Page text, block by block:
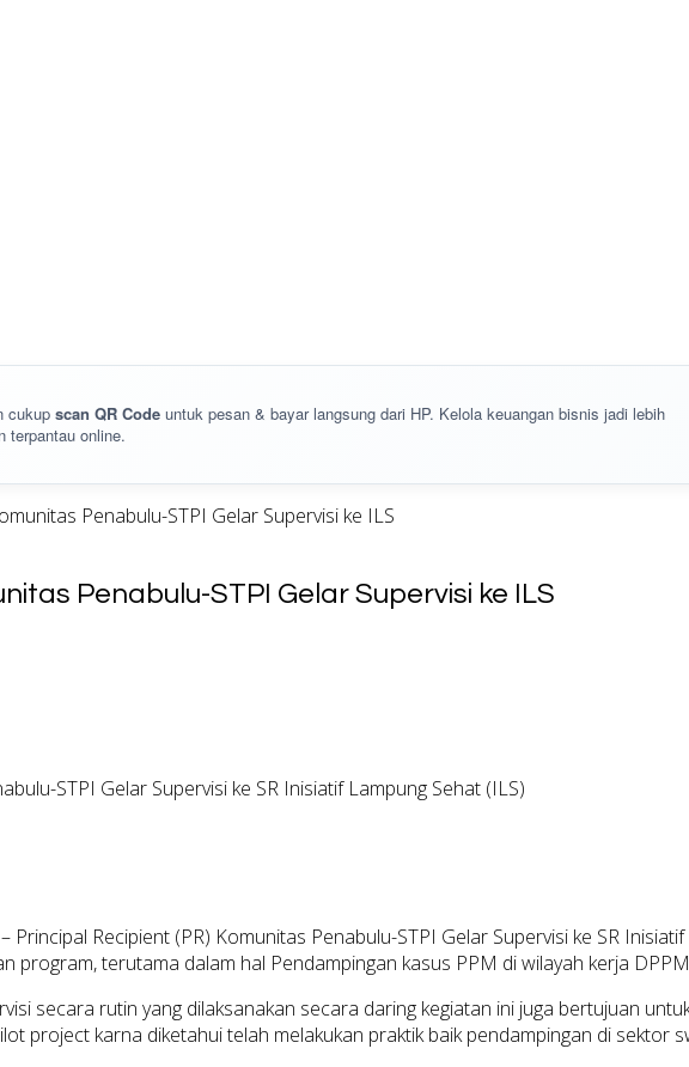
cukup scan QR Code untuk pesan & bayar langsung dari HP. Kelola keuangan bisnis jadi lebih
terpantau online.
Penabulu-STPI Gelar Supervisi ke ILS
Penabulu-STPI Gelar Supervisi ke ILS
STPI Gelar Supervisi ke SR Inisiatif Lampung Sehat (ILS)
– Principal Recipient (PR) Komunitas Penabulu-STPI Gelar Supervisi ke SR
program, terutama dalam hal Pendampingan kasus PPM di wilayah kerja
secara rutin yang dilaksanakan secara daring kegiatan ini juga bertujuan
project karna diketahui telah melakukan praktik baik pendampingan di